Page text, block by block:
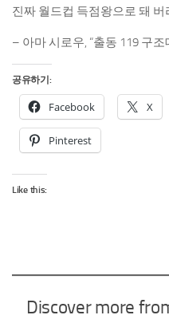
진짜 월드컵 득점왕으로 돼
– 아마 시로우, “출동 119 구조
공유하기:
Facebook X
Pinterest
Like this:
Discover more